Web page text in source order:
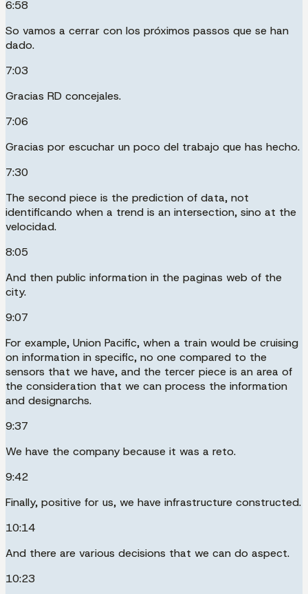
6:58
So vamos a cerrar con los próximos passos que se han
dado.
7:03
Gracias RD concejales.
7:06
Gracias por escuchar un poco del trabajo que has hecho.
7:30
The second piece is the prediction of data, not
identificando when a trend is an intersection, sino at the
velocidad.
8:05
And then public information in the paginas web of the
city.
9:07
For example, Union Pacific, when a train would be cruising
on information in specific, no one compared to the
sensors that we have, and the tercer piece is an area of
the consideration that we can process the information
and designarchs.
9:37
We have the company because it was a reto.
9:42
Finally, positive for us, we have infrastructure constructed.
10:14
And there are various decisions that we can do aspect.
10:23